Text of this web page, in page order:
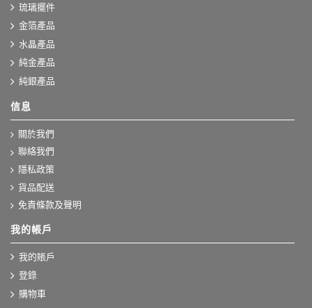
琉璃擺件
金箔產品
水晶產品
純金產品
純銀產品
信息
關於我們
聯絡我們
隱私政策
貨品配送
免責條款及聲明
我的帳戶
我的賬戶
登錄
購物車